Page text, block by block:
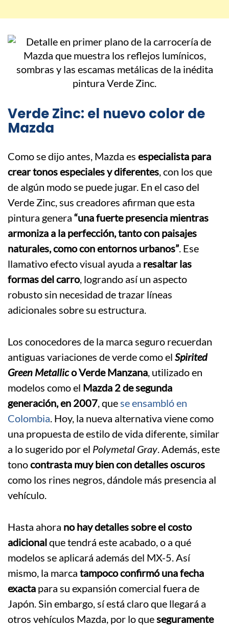
Verde Zinc: el nuevo color de
Mazda
Como se dijo antes, Mazda es especialista para
crear tonos especiales y diferentes, con los que
de algún modo se puede jugar. En el caso del
Verde Zinc, sus creadores afirman que esta
pintura genera “una fuerte presencia mientras
armoniza a la perfección, tanto con paisajes
naturales, como con entornos urbanos”. Ese
llamativo efecto visual ayuda a resaltar las
formas del carro, logrando así un aspecto
robusto sin necesidad de trazar líneas
adicionales sobre su estructura.
Los conocedores de la marca seguro recuerdan
antiguas variaciones de verde como el Spirited
Green Metallico Verde Manzana, utilizado en
modelos como el Mazda 2 de segunda
generación, en 2007, quese ensambló en
Colombia. Hoy, la nueva alternativa viene como
una propuesta de estilo de vida diferente, similar
a lo sugerido por el Polymetal Gray. Además, este
tonocontrasta muy bien con detalles oscuros
como los rines negros, dándole más presencia al
vehículo.
Hasta ahora no hay detalles sobre el costo
adicionalque tendrá este acabado, o a qué
modelos se aplicará además del MX-5. Así
mismo, la marca tampoco confirmó una fecha
exacta para su expansión comercial fuera de
Japón. Sin embargo, sí está claro que llegará a
otros vehículos Mazda, por lo queseguramente